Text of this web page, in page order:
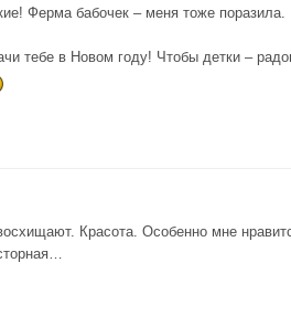
Ферма бабочек – меня тоже
тебе в Новом году! Чтобы детки –
Красота. Особенно мне